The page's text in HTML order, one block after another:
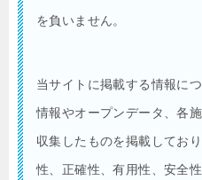
を負いません。
当サイトに掲載する情報に
情報やオープンデータ、各
収集したものを掲載してお
性、正確性、有用性、安全